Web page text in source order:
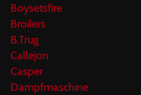
Boysetsfire
Broilers
B.Trug
Callejon
Casper
Dampfmaschine